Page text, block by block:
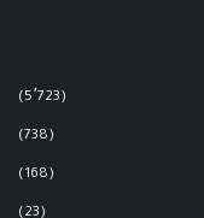
(5٬723)
(738)
(168)
(23)